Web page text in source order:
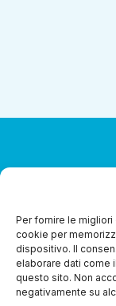
Per fornire le
cookie per
dispositivo. Il
elaborare dati come
questo sito. Non
negativamente su
coordinamento
Sede legale: via